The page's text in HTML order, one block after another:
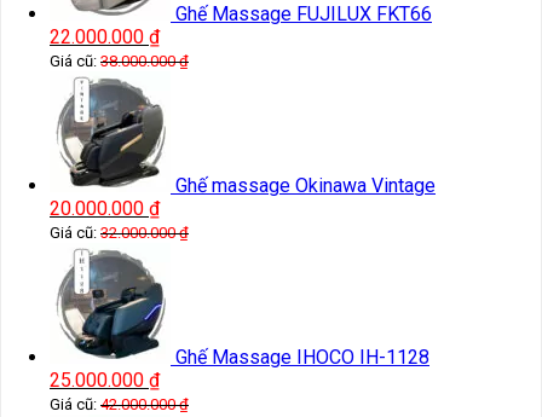
Ghế Massage FUJILUX FKT66
22.000.000 ₫
Giá cũ: 38.000.000₫
Ghế massage Okinawa Vintage
20.000.000 ₫
Giá cũ: 32.000.000₫
Ghế Massage IHOCO IH-1128
25.000.000 ₫
Giá cũ: 42.000.000₫